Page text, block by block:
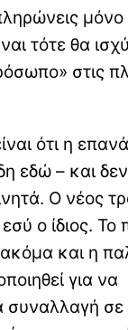
τότε θα
στις
ότι η
εδώ – και
Ο νέος
ο ίδιος.
και η
για να
συναλλαγή σε